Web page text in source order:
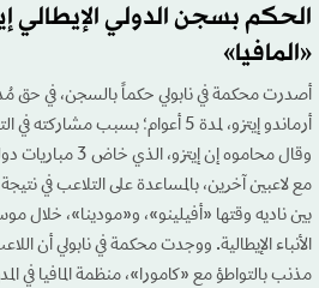
الحكم بسجن الدولي الإيطالي
«المافيا»
أصدرت محكمة في نابولي حكماً بالسجن، في حق
أرماندو إيتزو، لمدة 5 أعوام؛ بسبب
وقال محاموه إن
مع لاعبين آخرين، بالمساعدة على التلاعب في
مذنب بالتواطؤ مع «كامورا»، منظمة المافيا في